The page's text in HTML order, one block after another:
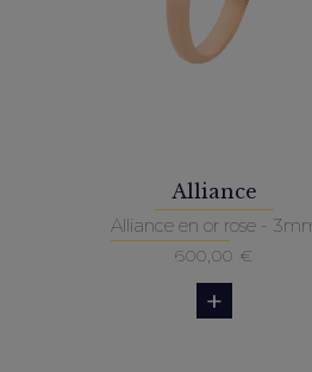
Alliance
Alliance en or rose -
600,00 €